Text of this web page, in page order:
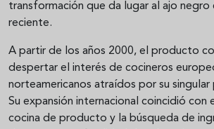
transformación que da lugar al ajo negro
reciente.
A partir de los años 2000, el producto
despertar el interés de cocineros
norteamericanos atraídos por su
Su expansión internacional coincidió con
cocina de producto y la búsqueda de